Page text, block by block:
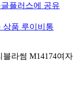
상품 루이비통
라썸 M14174여자